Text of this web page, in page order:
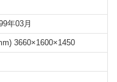
年03月
3660×1600×1450